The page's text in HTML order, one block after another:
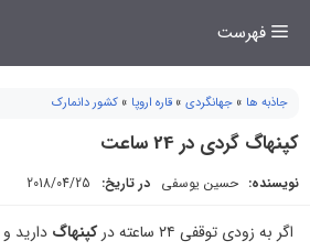
فهرست
جاذبه ها » جهانگردی » قاره اروپا » کشور دانمارک
کپنهاگ گردی در 24 ساعت
نویسنده: حسین یوسفی در تاریخ: 2018/04/25
اگر به زودی توقفی ۲۴ ساعته در کپنهاگ دارید